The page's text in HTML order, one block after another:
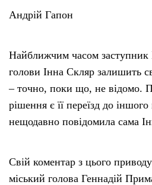
Андрій Гапон
Найближчим часом заступник
голови Інна Скляр залишить
– точно, поки що, не відомо.
рішення є її переїзд до
нещодавно повідомила сама
Свій коментар з цього
міський голова Геннадій